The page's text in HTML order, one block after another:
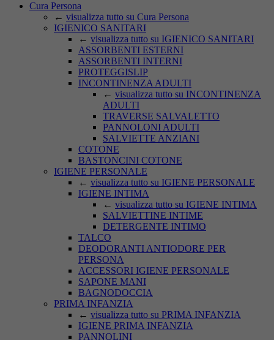
Cura Persona
← visualizza tutto su Cura Persona
IGIENICO SANITARI
← visualizza tutto su IGIENICO SANITARI
ASSORBENTI ESTERNI
ASSORBENTI INTERNI
PROTEGGISLIP
INCONTINENZA ADULTI
← visualizza tutto su INCONTINENZA
ADULTI
TRAVERSE SALVALETTO
PANNOLONI ADULTI
SALVIETTE ANZIANI
COTONE
BASTONCINI COTONE
IGIENE PERSONALE
← visualizza tutto su IGIENE PERSONALE
IGIENE INTIMA
← visualizza tutto su IGIENE INTIMA
SALVIETTINE INTIME
DETERGENTE INTIMO
TALCO
DEODORANTI ANTIODORE PER
PERSONA
ACCESSORI IGIENE PERSONALE
SAPONE MANI
BAGNODOCCIA
PRIMA INFANZIA
← visualizza tutto su PRIMA INFANZIA
IGIENE PRIMA INFANZIA
PANNOLINI